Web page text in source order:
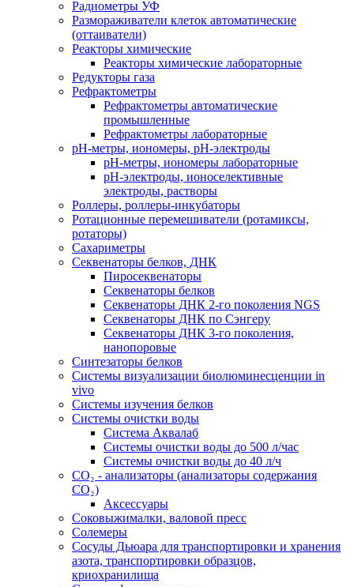
Радиометры УФ
Размораживатели клеток автоматические
(оттаиватели)
Реакторы химические
Реакторы химические лабораторные
Редукторы газа
Рефрактометры
Рефрактометры автоматические
промышленные
Рефрактометры лабораторные
рН-метры, иономеры, рН-электроды
рН-метры, иономеры лабораторные
рН-электроды, ионоселективные
электроды, растворы
Роллеры, роллеры-инкубаторы
Ротационные перемешиватели (ротамиксы,
ротаторы)
Сахариметры
Секвенаторы белков, ДНК
Пиросеквенаторы
Секвенаторы белков
Секвенаторы ДНК 2-го поколения NGS
Секвенаторы ДНК по Сэнгеру
Секвенаторы ДНК 3-го поколения,
нанопоровые
Синтезаторы белков
Системы визуализации биолюминесценции in
vivo
Системы изучения белков
Системы очистки воды
Система Аквалаб
Системы очистки воды до 500 л/час
Системы очистки воды до 40 л/ч
СО₂ - анализаторы (анализаторы содержания
СО₂)
Аксессуары
Соковыжималки, валовой пресс
Солемеры
Сосуды Дьюара для транспортировки и хранения
азота, транспортировки образцов,
криохранилища